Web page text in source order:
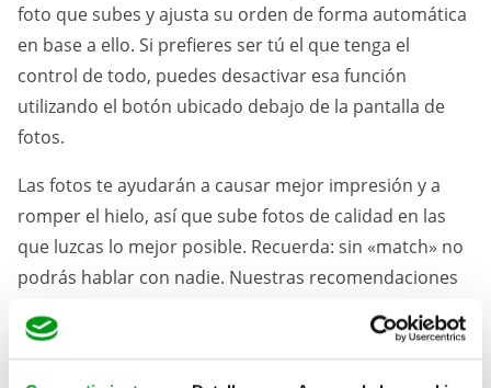
foto que subes y ajusta su orden de forma automática
en base a ello. Si prefieres ser tú el que tenga el
control de todo, puedes desactivar esa función
utilizando el botón ubicado debajo de la pantalla de
fotos.
Las fotos te ayudarán a causar mejor impresión y a
romper el hielo, así que sube fotos de calidad en las
que luzcas lo mejor posible. Recuerda: sin «match» no
podrás hablar con nadie. Nuestras recomendaciones
● Fotos en las que se te vea con mucha nitidez